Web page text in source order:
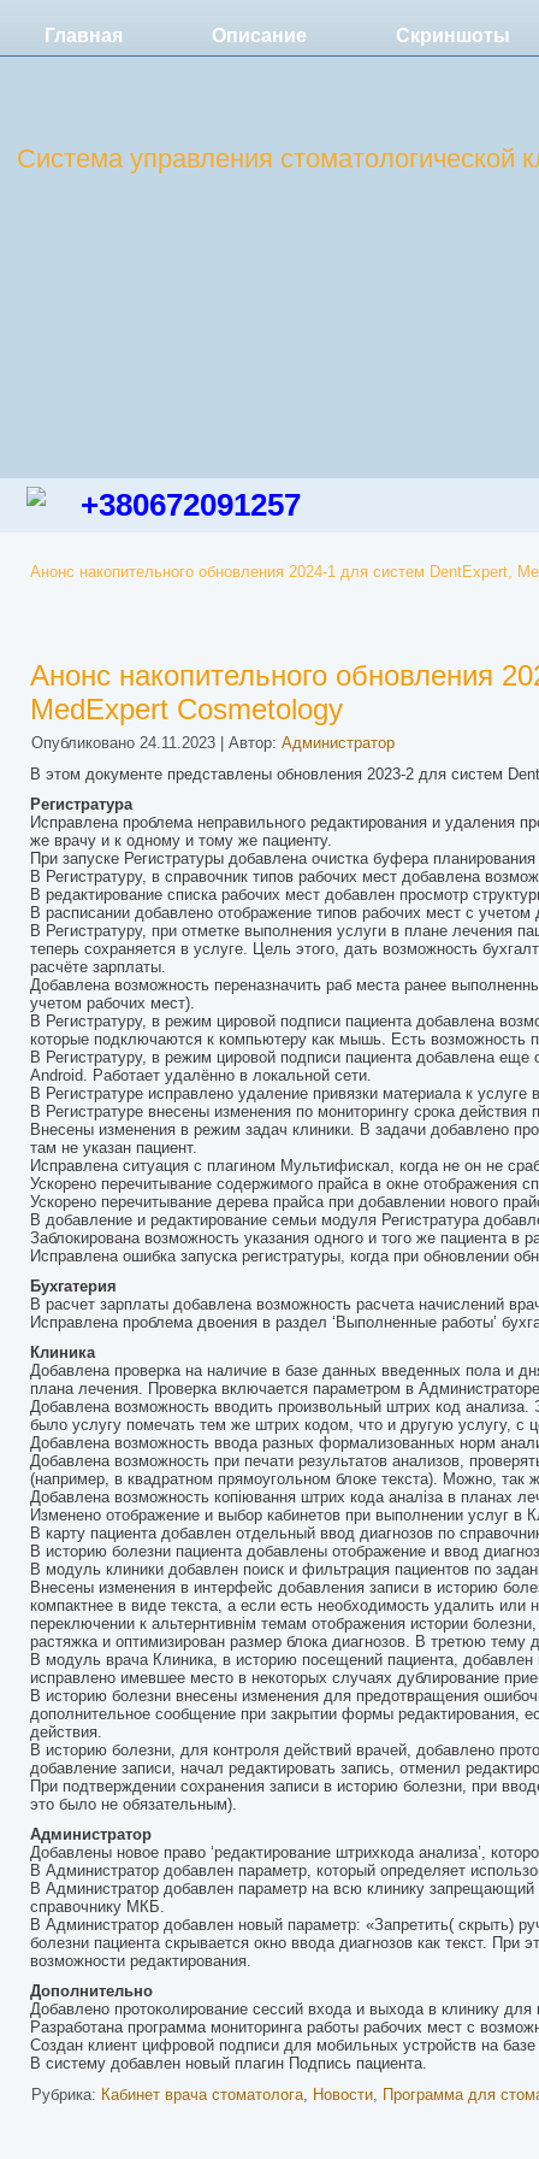
Главная Описание Скриншоты
Система управления стоматологической
+380672091257
Анонс накопительного обновления 2024-1 для систем DentExpert,
Анонс накопительного обновления
MedExpert Cosmetology
Опубликовано 24.11.2023 Автор: Администратор
В этом документе представлены обновления 2023-2 для систем
Регистратура
Исправлена проблема неправильного редактирования и удаления
же врачу и к одному и тому же пациенту.
При запуске Регистратуры добавлена очистка буфера
В Регистратуру, в справочник типов рабочих мест добавлена
В редактирование списка рабочих мест добавлен просмотр
В расписании добавлено отображение типов рабочих мест с учетом
В Регистратуру, при отметке выполнения услуги в плане лечения
теперь сохраняется в услуге. Цель этого, дать возможность
расчёте зарплаты.
Добавлена возможность переназначить раб места ранее
учетом рабочих мест).
В Регистратуру, в режим цировой подписи пациента добавлена
которые подключаются к компьютеру как мышь. Есть
В Регистратуру, в режим цировой подписи пациента добавлена
Android. Работает удалённо в локальной сети.
В Регистратуре исправлено удаление привязки материала к услуге
В Регистратуре внесены изменения по мониторингу срока действия
Внесены изменения в режим задач клиники. В задачи добавлено
там не указан пациент.
Исправлена ситуация с плагином Мультифискал, когда не он не
Ускорено перечитывание содержимого прайса в окне отображения
Ускорено перечитывание дерева прайса при добавлении нового
В добавление и редактирование семьи модуля Регистратура
Заблокирована возможность указания одного и того же пациента в
Исправлена ошибка запуска регистратуры, когда при обновлении
Бухгатерия
В расчет зарплаты добавлена возможность расчета начислений
Исправлена проблема двоения в раздел ‘Выполненные работы’
Клиника
Добавлена проверка на наличие в базе данных введенных пола и
плана лечения. Проверка включается параметром в
Добавлена возможность вводить произвольный штрих код
было услугу помечать тем же штрих кодом, что и другую услугу, с
Добавлена возможность ввода разных формализованных норм
Добавлена возможность при печати результатов анализов,
(например, в квадратном прямоугольном блоке текста). Можно, так
Добавлена возможность копіювання штрих кода аналіза в планах
Изменено отображение и выбор кабинетов при выполнении услуг в
В карту пациента добавлен отдельный ввод диагнозов по
В историю болезни пациента добавлены отображение и ввод
В модуль клиники добавлен поиск и фильтрация пациентов по
Внесены изменения в интерфейс добавления записи в историю
компактнее в виде текста, а если есть необходимость удалить
переключении к альтернтивнім темам отображения истории
растяжка и оптимизирован размер блока диагнозов. В третюю тему
В модуль врача Клиника, в историю посещений пациента,
исправлено имевшее место в некоторых случаях дублирование
В историю болезни внесены изменения для предотвращения
дополнительное сообщение при закрытии формы редактирования,
действия.
В историю болезни, для контроля действий врачей, добавлено
добавление записи, начал редактировать запись, отменил
При подтверждении сохранения записи в историю болезни, при
это было не обязательным).
Администратор
Добавлены новое право ‘редактирование штрихкода анализа’,
В Администратор добавлен параметр, который определяет
В Администратор добавлен параметр на всю клинику
справочнику МКБ.
В Администратор добавлен новый параметр: «Запретить( скрыть)
болезни пациента скрывается окно ввода диагнозов как текст.
возможности редактирования.
Дополнительно
Добавлено протоколирование сессий входа и выхода в клинику для
Разработана программа мониторинга работы рабочих мест с
Создан клиент цифровой подписи для мобильных устройств на
В систему добавлен новый плагин Подпись пациента.
Рубрика: Кабинет врача стоматолога, Новости, Программа для